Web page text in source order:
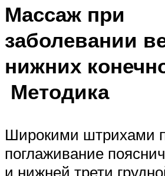
Массаж при
заболевании
нижних
Методика
Широкими штрихами
поглаживание
и нижней трети